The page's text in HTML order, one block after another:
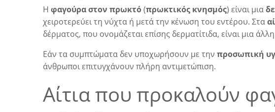
Η φαγούρα στον πρωκτό(πρωκτικός κνησμός) είναι μια
χειροτερεύει τη νύχτα ή μετά την κένωση του εντέρου. Στα
δέρματος, που ονομάζεται επίσης δερματίτιδα, είναι μια άλλη
Εάν τα συμπτώματα δεν υποχωρήσουν με την προσωπική
άνθρωποι επιτυγχάνουν πλήρη αντιμετώπιση.
Αίτια που προκαλούν